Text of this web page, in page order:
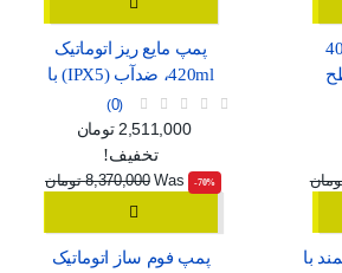
400
4 سطح
پمپ مایع ریز اتوماتیک
420ml، ضدآب (IPX5) با
C
0
قیمت عادی
قیمت
2,511,000 تومان
تخفیف!
‎-70%
Was 8,370,000 تومان
با
پمپ فوم ساز اتوماتیک